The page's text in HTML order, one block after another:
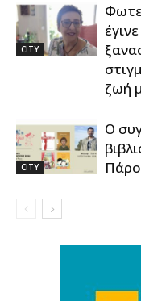
CITY
ζωή
CITY
Ο